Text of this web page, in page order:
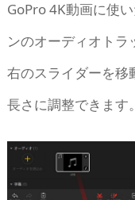
GoPro 4K動画に使
ンのオーディオト
右のスライダーを移
長さに調整できます。